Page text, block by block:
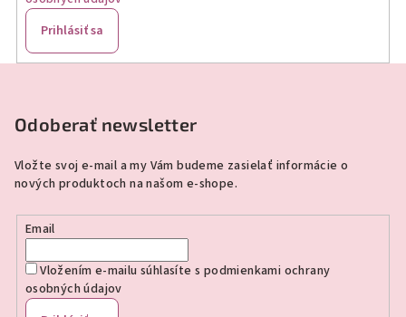
Prihlásiť sa
Odoberať newsletter
Vložte svoj e-mail a my Vám budeme zasielať informácie o
nových produktoch na našom e-shope.
Email
Vložením e-mailu súhlasíte s podmienkami ochrany
osobných údajov